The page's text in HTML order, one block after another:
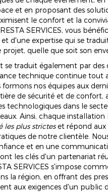
et en proposant des
le confort et la
SERVICES, vous
et d'une expertise qui se
projet, quelle que soit son
se traduit également par des
technique continue tout
nos équipes aux
de sécurité et de confort,
technologiques dans le
Ainsi, chaque installation
les plus stricteset répond
de notre clientèle.
et en une
les clés d'un partenariat
SERVICES s'impose
la région, en offrant des
aux exigences d'un public